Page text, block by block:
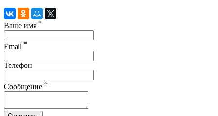
Ваше имя *
Email *
Телефон
Сообщение *